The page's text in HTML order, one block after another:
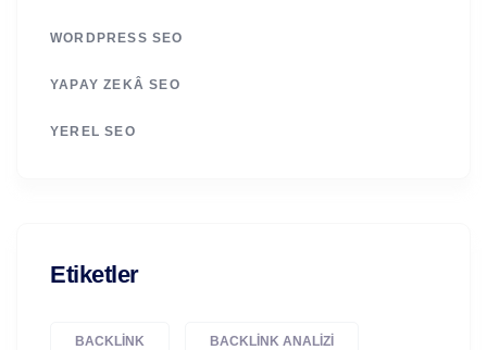
WORDPRESS SEO
YAPAY ZEKÂ SEO
YEREL SEO
Etiketler
BACKLINK BACKLINK ANALIZI